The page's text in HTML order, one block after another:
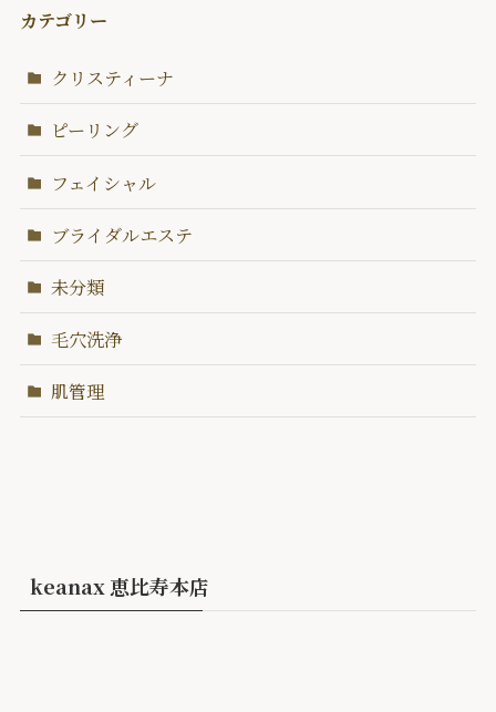
カテゴリー
クリスティーナ
ピーリング
フェイシャル
ブライダルエステ
未分類
毛穴洗浄
肌管理
keanax 恵比寿本店